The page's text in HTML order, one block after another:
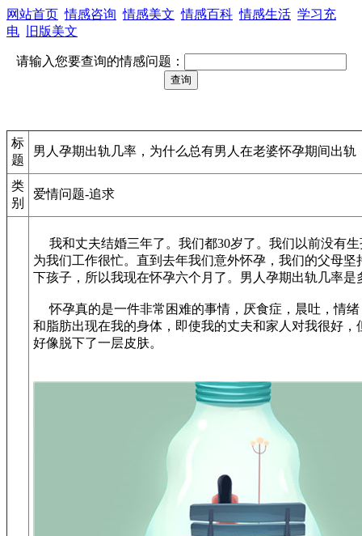
网站首页 情感咨询 情感美文 情感百科 情感生活 学习充
电
旧版美文
请输入您要查询的情感问题：
标
题
男人孕期出轨几率，为什么总有男人在老婆怀孕期间出轨
类
别
爱情问题-追求
我和丈夫结婚三年了。我们都30岁了。我们以前没有生
为我们工作很忙。直到去年我们意外怀孕，我们的父母坚
下孩子，所以我现在怀孕六个月了。男人孕期出轨几率是
怀孕真的是一件非常困难的事情，厌食症，晨吐，情绪
和脂肪出现在我的身体，即使我的丈夫和家人对我很好，
好像脱下了一层皮肤。